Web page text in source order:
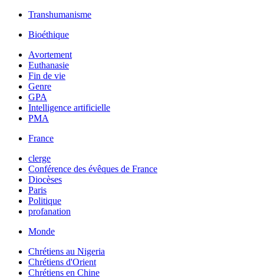
Transhumanisme
Bioéthique
Avortement
Euthanasie
Fin de vie
Genre
GPA
Intelligence artificielle
PMA
France
clerge
Conférence des évêques de France
Diocèses
Paris
Politique
profanation
Monde
Chrétiens au Nigeria
Chrétiens d'Orient
Chrétiens en Chine